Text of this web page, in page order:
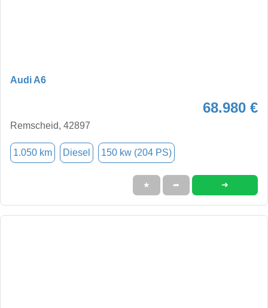
Audi A6
68.980 €
Remscheid, 42897
1.050 km Diesel 150 kw (204 PS)
★ ➦ ➜